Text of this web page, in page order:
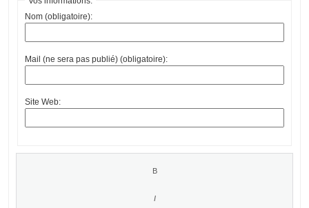
Nom (obligatoire):
Mail (ne sera pas publié) (obligatoire):
Site Web: